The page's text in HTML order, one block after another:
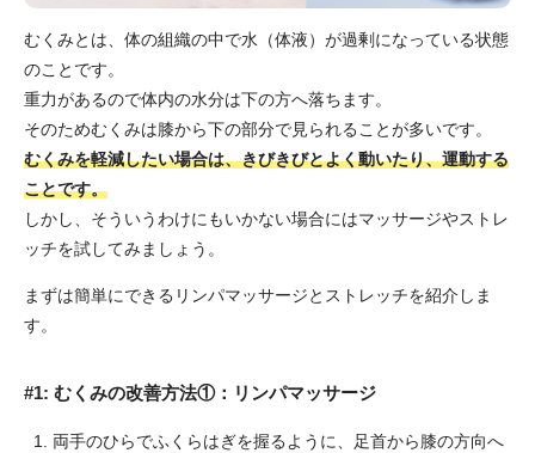
むくみとは、体の組織の中で水（体液）が過剰になっている状態
のことです。
重力があるので体内の水分は下の方へ落ちます。
そのためむくみは膝から下の部分で見られることが多いです。
むくみを軽減したい場合は、きびきびとよく動いたり、運動する
ことです。
しかし、そういうわけにもいかない場合にはマッサージやストレ
ッチを試してみましょう。
まずは簡単にできるリンパマッサージとストレッチを紹介しま
す。
#1: むくみの改善方法①：リンパマッサージ
両手のひらでふくらはぎを握るように、足首から膝の方向へ